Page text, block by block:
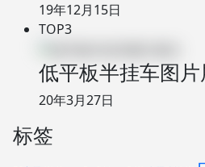
19年12月15日
TOP3
低平板半挂车图
20年3月27日
标签